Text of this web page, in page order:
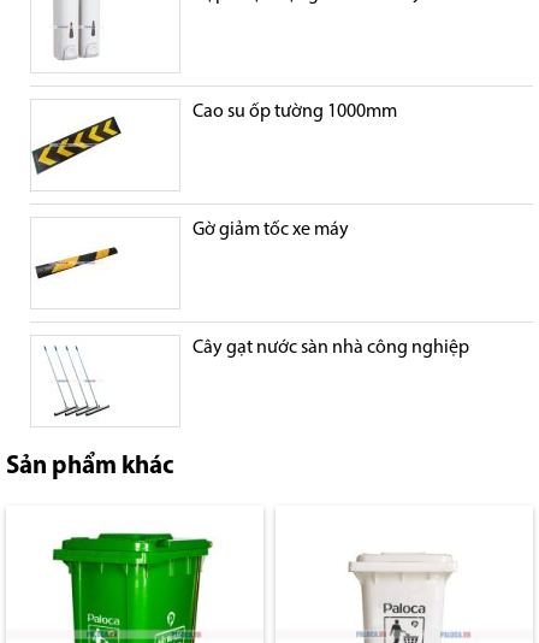
Cao su ốp tường 1000mm
Gờ giảm tốc xe máy
Cây gạt nước sàn nhà công nghiệp
Sản phẩm khác